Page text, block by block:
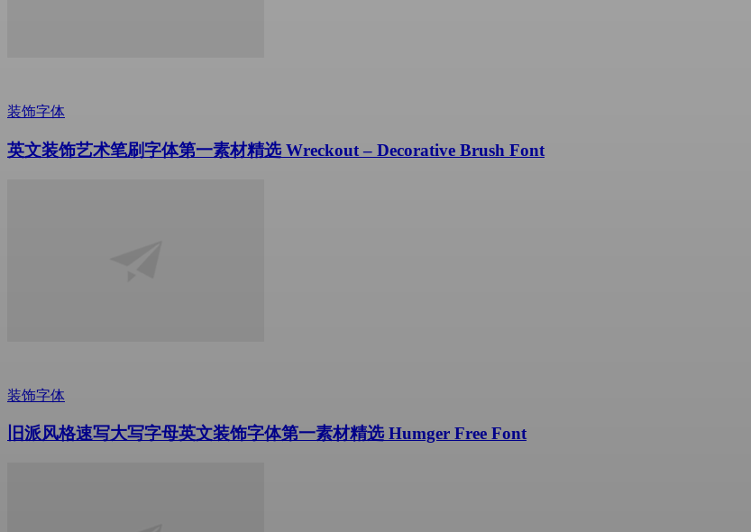
装饰字体
英文装饰艺术笔刷字体第一素材精选 Wreckout – Decorative Brush Font
装饰字体
旧派风格速写大写字母英文装饰字体第一素材精选 Humger Free Font